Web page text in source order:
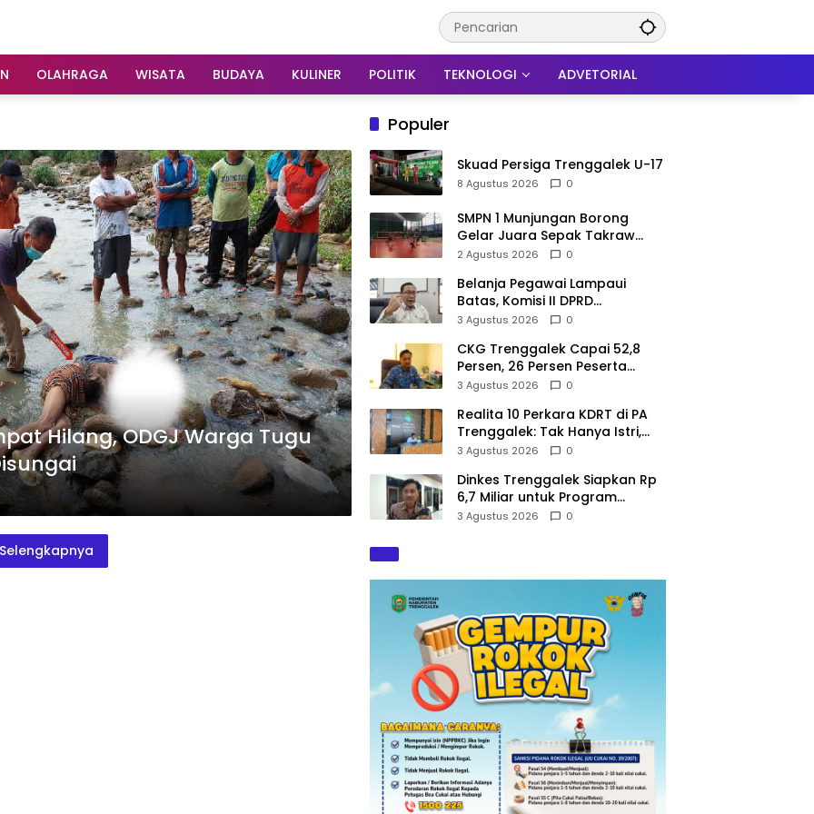
OLAHRAGA WISATA BUDAYA KULINER POLITIK TEKNOLOGI ADVETORIAL
Hilang, ODGJ Warga Tugu
Selengkapnya
Populer
Skuad Persiga Trenggalek U-17
8 Agustus 2026 0
SMPN 1 Munjungan Borong
Gelar Juara Sepak Takraw
PHBN Trenggalek 2026, Jadi
2 Agustus 2026 0
Belanja Pegawai Lampaui
Batas, Komisi II DPRD
Trenggalek Nilai Pemda Salah
3 Agustus 2026 0
CKG Trenggalek Capai 52,8
Persen, 26 Persen Peserta
Berpotensi Alami Masalah
3 Agustus 2026 0
Realita 10 Perkara KDRT di PA
Trenggalek: Tak Hanya Istri,
Suami Juga Jadi Korban
3 Agustus 2026 0
Dinkes Trenggalek Siapkan Rp
6,7 Miliar untuk Program
Kesehatan Masyarakat di 2027
3 Agustus 2026 0